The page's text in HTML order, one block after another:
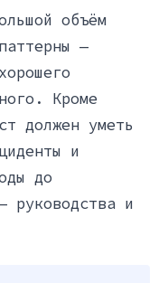
объём
—
Кроме
должен уметь
и
до
руководства и